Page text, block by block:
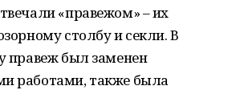
«правежом» – их
столбу и секли. В
правеж был заменен
работами, также была